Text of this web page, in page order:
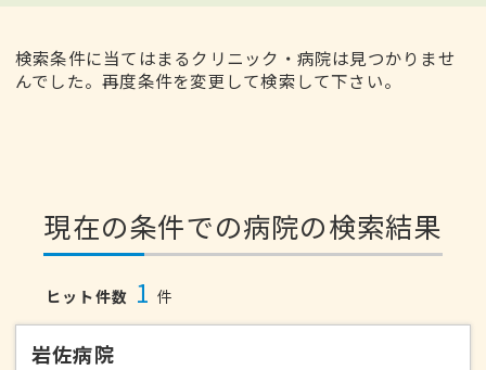
検索条件に当てはまるクリニック・病院は見つかりませ
んでした。再度条件を変更して検索して下さい。
現在の条件での病院の検索結果
ヒット件数 1 件
岩佐病院